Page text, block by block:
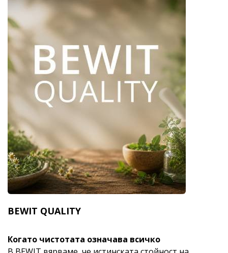
BEWIT QUALITY
Когато чистотата означава всичко